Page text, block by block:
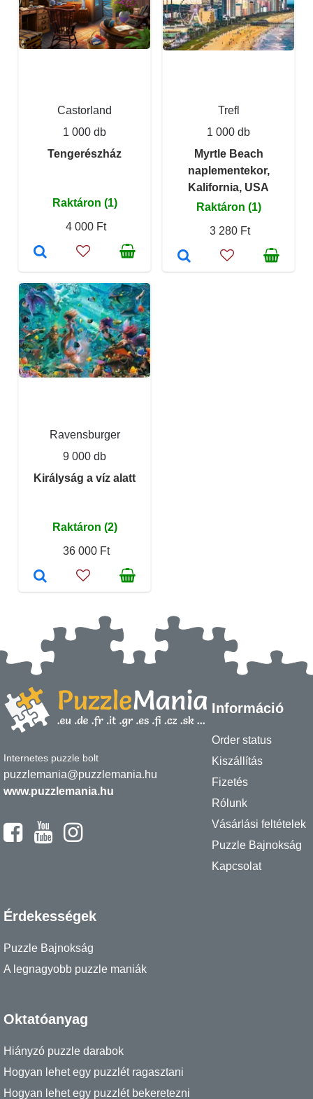
Castorland
1 000 db
Tengerészház
Raktáron (1)
4 000 Ft
Trefl
1 000 db
Myrtle Beach
naplementekor,
Kalifornia, USA
Raktáron (1)
3 280 Ft
Ravensburger
9 000 db
Királyság a víz alatt
Raktáron (2)
36 000 Ft
Internetes puzzle bolt
puzzlemania@puzzlemania.hu
www.puzzlemania.hu
Információ
Order status
Kiszállítás
Fizetés
Rólunk
Vásárlási feltételek
Puzzle Bajnokság
Kapcsolat
Érdekességek
Puzzle Bajnokság
A legnagyobb puzzle maniák
Oktatóanyag
Hiányzó puzzle darabok
Hogyan lehet egy puzzlét ragasztani
Hogyan lehet egy puzzlét bekeretezni